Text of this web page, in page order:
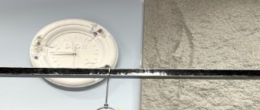
イ・ヴィトンスーパーコピー バッグ最新モデルが